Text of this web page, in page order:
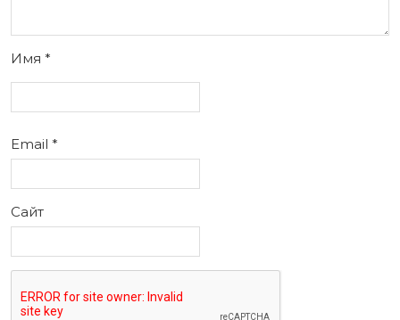
Имя *
Email *
Сайт